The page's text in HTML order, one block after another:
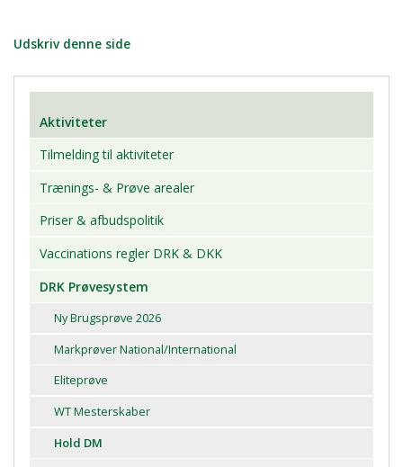
Udskriv denne side
Aktiviteter
Tilmelding til aktiviteter
Trænings- & Prøve arealer
Priser & afbudspolitik
Vaccinations regler DRK & DKK
DRK Prøvesystem
Ny Brugsprøve 2026
Markprøver National/International
Eliteprøve
WT Mesterskaber
Hold DM